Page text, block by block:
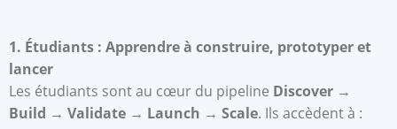
1. Étudiants : Apprendre à construire, prototyper et
lancer
Les étudiants sont au cœur du pipeline Discover →
Build → Validate → Launch → Scale. Ils accèdent à :